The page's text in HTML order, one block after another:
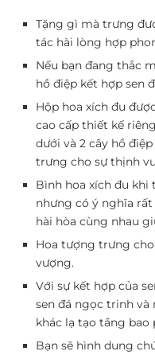
Tặng gì mà trưng
tác hài lòng hợp
Nếu bạn đang thắc
hồ điệp kết hợp sen
Hộp hoa xích đu
cao cấp thiết kế
dưới và 2 cây hồ
trưng cho sự thịnh
Bình hoa xích đu khi
nhưng có ý nghĩa
hài hòa cùng nhau
Hoa tượng trưng
vượng.
Với sự kết hợp của
sen đá ngọc trinh và
khác lạ tạo tầng bao
Bạn sẽ hình dung